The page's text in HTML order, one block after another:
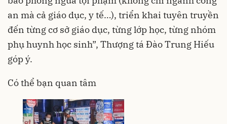
an mà cả giáo dục, y tế…), triển khai tuyên truyền
đến từng cơ sở giáo dục, từng lớp học, từng nhóm
phụ huynh học sinh”, Thượng tá Đào Trung Hiếu
góp ý.
Có thể bạn quan tâm